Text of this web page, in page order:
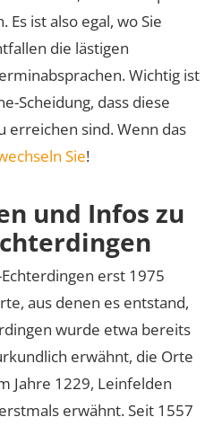
ist also egal, wo Sie
die lästigen
Wichtig ist
Scheidung, dass diese
erreichen sind. Wenn das
Sie!
und Infos zu
erst 1975
aus denen es entstand,
wurde etwa bereits
erwähnt, die Orte
Jahre 1229, Leinfelden
erwähnt. Seit 1557